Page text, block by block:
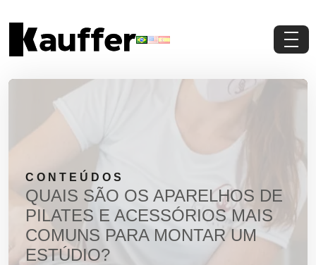
Materiais Gratuitos
CONTEÚDOS
QUAIS SÃO OS APARELHOS DE
PILATES E ACESSÓRIOS MAIS
COMUNS PARA MONTAR UM
ESTÚDIO?